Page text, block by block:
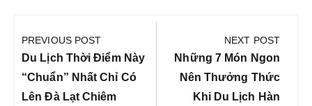
hướng
bài
viết
PREVIOUS POST
Previous
Post:
Du Lịch Thời Điểm Này
“chuẩn” Nhất Chỉ Có
Lên Đà Lạt Chiêm
NEXT POST
Next
Post:
Những 7 Món Ngon
Nên Thưởng Thức
Khi Du Lịch Hàn